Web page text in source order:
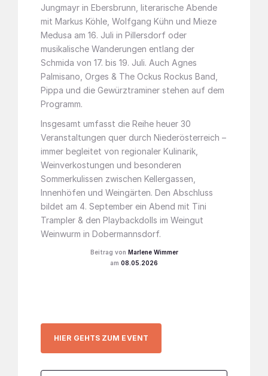
Jungmayr in Ebersbrunn, literarische Abende
mit Markus Köhle, Wolfgang Kühn und Mieze
Medusa am 16. Juli in Pillersdorf oder
musikalische Wanderungen entlang der
Schmida von 17. bis 19. Juli. Auch Agnes
Palmisano, Orges & The Ockus Rockus Band,
Pippa und die Gewürztraminer stehen auf dem
Programm.
Insgesamt umfasst die Reihe heuer 30
Veranstaltungen quer durch Niederösterreich –
immer begleitet von regionaler Kulinarik,
Weinverkostungen und besonderen
Sommerkulissen zwischen Kellergassen,
Innenhöfen und Weingärten. Den Abschluss
bildet am 4. September ein Abend mit Tini
Trampler & den Playbackdolls im Weingut
Weinwurm in Dobermannsdorf.
Marlene Wimmer
08.05.2026
HIER GEHTS ZUM EVENT